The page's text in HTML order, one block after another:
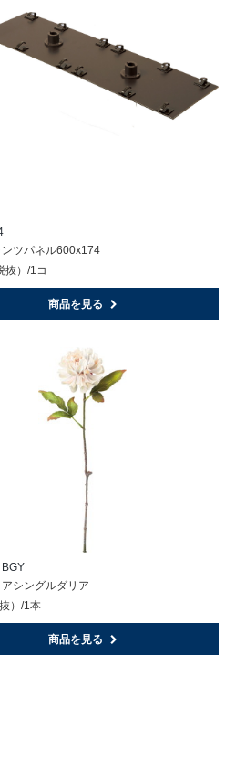
ンツパネル600x174
抜）/1コ
商品を見る
シングルダリア
）/1本
商品を見る